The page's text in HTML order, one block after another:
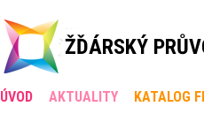
ŽĎÁRSKÝ
ÚVOD AKTUALITY KATALOG